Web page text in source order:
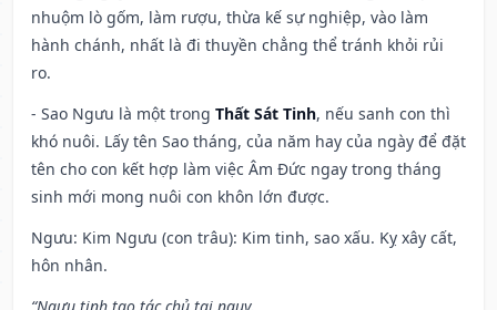
nhuộm lò gốm, làm rượu, thừa kế sự nghiệp, vào làm
hành chánh, nhất là đi thuyền chẳng thể tránh khỏi rủi
ro.
- Sao Ngưu là một trong Thất Sát Tinh, nếu sanh con thì
khó nuôi. Lấy tên Sao tháng, của năm hay của ngày để đặt
tên cho con kết hợp làm việc Âm Đức ngay trong tháng
sinh mới mong nuôi con khôn lớn được.
Ngưu: Kim Ngưu (con trâu): Kim tinh, sao xấu. Kỵ xây cất,
hôn nhân.